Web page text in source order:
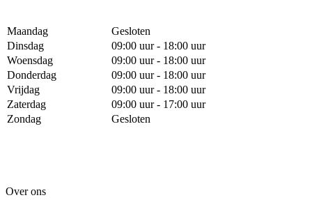
Maandag
Gesloten
Dinsdag
09:00 uur - 18:00 uur
Woensdag
09:00 uur - 18:00 uur
Donderdag
09:00 uur - 18:00 uur
Vrijdag
09:00 uur - 18:00 uur
Zaterdag
09:00 uur - 17:00 uur
Zondag
Gesloten
Over ons